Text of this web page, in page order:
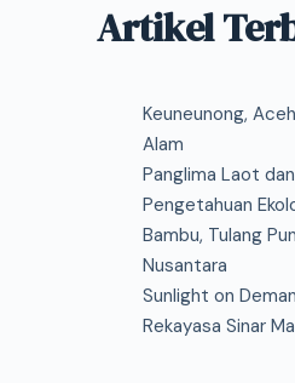
Artikel
Keuneunong,
Alam
Panglima Laot
Pengetahuan
Bambu, Tulang
Nusantara
Sunlight on
Rekayasa Sinar